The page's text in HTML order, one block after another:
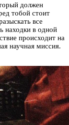
должен
тобой стоит
все
находки в одной
происходит на
научная миссия.